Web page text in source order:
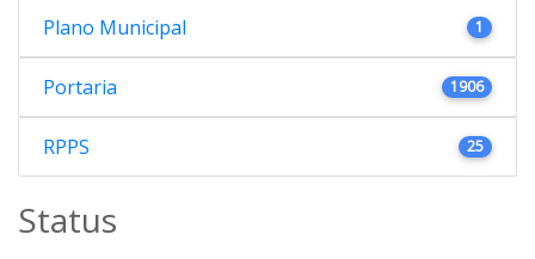
Plano Municipal 1
Portaria 1906
RPPS 25
Status